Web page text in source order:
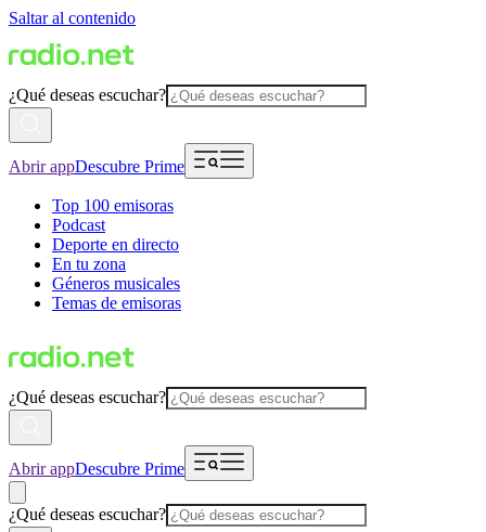
Saltar al contenido
¿Qué deseas escuchar?
Abrir appDescubre Prime
Top 100 emisoras
Podcast
Deporte en directo
En tu zona
Géneros musicales
Temas de emisoras
¿Qué deseas escuchar?
Abrir appDescubre Prime
¿Qué deseas escuchar?